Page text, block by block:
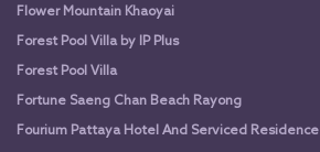
Flower Mountain Khaoyai
Forest Pool Villa by IP Plus
Forest Pool Villa
Fortune Saeng Chan Beach Rayong
Fourium Pattaya Hotel And Serviced Residence